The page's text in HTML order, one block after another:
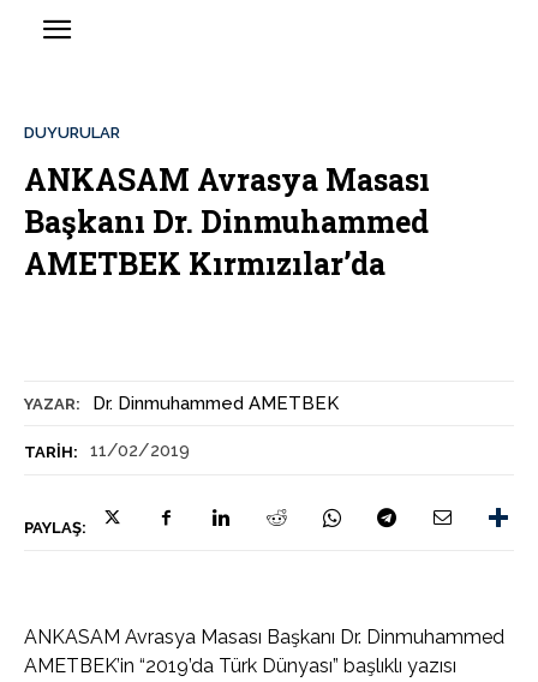
YAZAR: Dr. Dinmuhammed AMETBEK
TARIH: 11/02/2019
PAYLAŞ:
DUYURULAR
ANKASAM Avrasya Masası
Başkanı Dr. Dinmuhammed
AMETBEK Kırmızılar’da
ANKASAM Avrasya Masası Başkanı Dr. Dinmuhammed
AMETBEK’in “2019’da Türk Dünyası” başlıklı yazısı